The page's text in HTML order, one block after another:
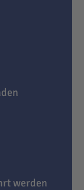
werden